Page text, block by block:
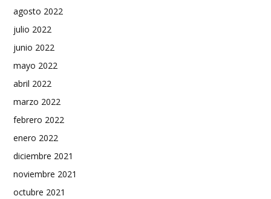
agosto 2022
julio 2022
junio 2022
mayo 2022
abril 2022
marzo 2022
febrero 2022
enero 2022
diciembre 2021
noviembre 2021
octubre 2021